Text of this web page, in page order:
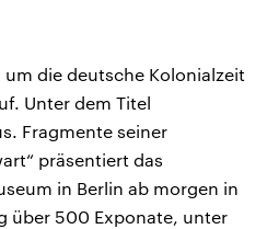
die deutsche Kolonialzeit
Unter dem Titel
Fragmente seiner
präsentiert das
in Berlin ab morgen in
über 500 Exponate, unter